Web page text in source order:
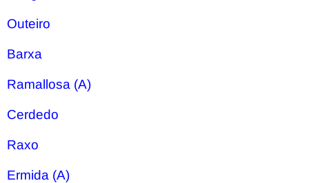
Outeiro
Barxa
Ramallosa (A)
Cerdedo
Raxo
Ermida (A)